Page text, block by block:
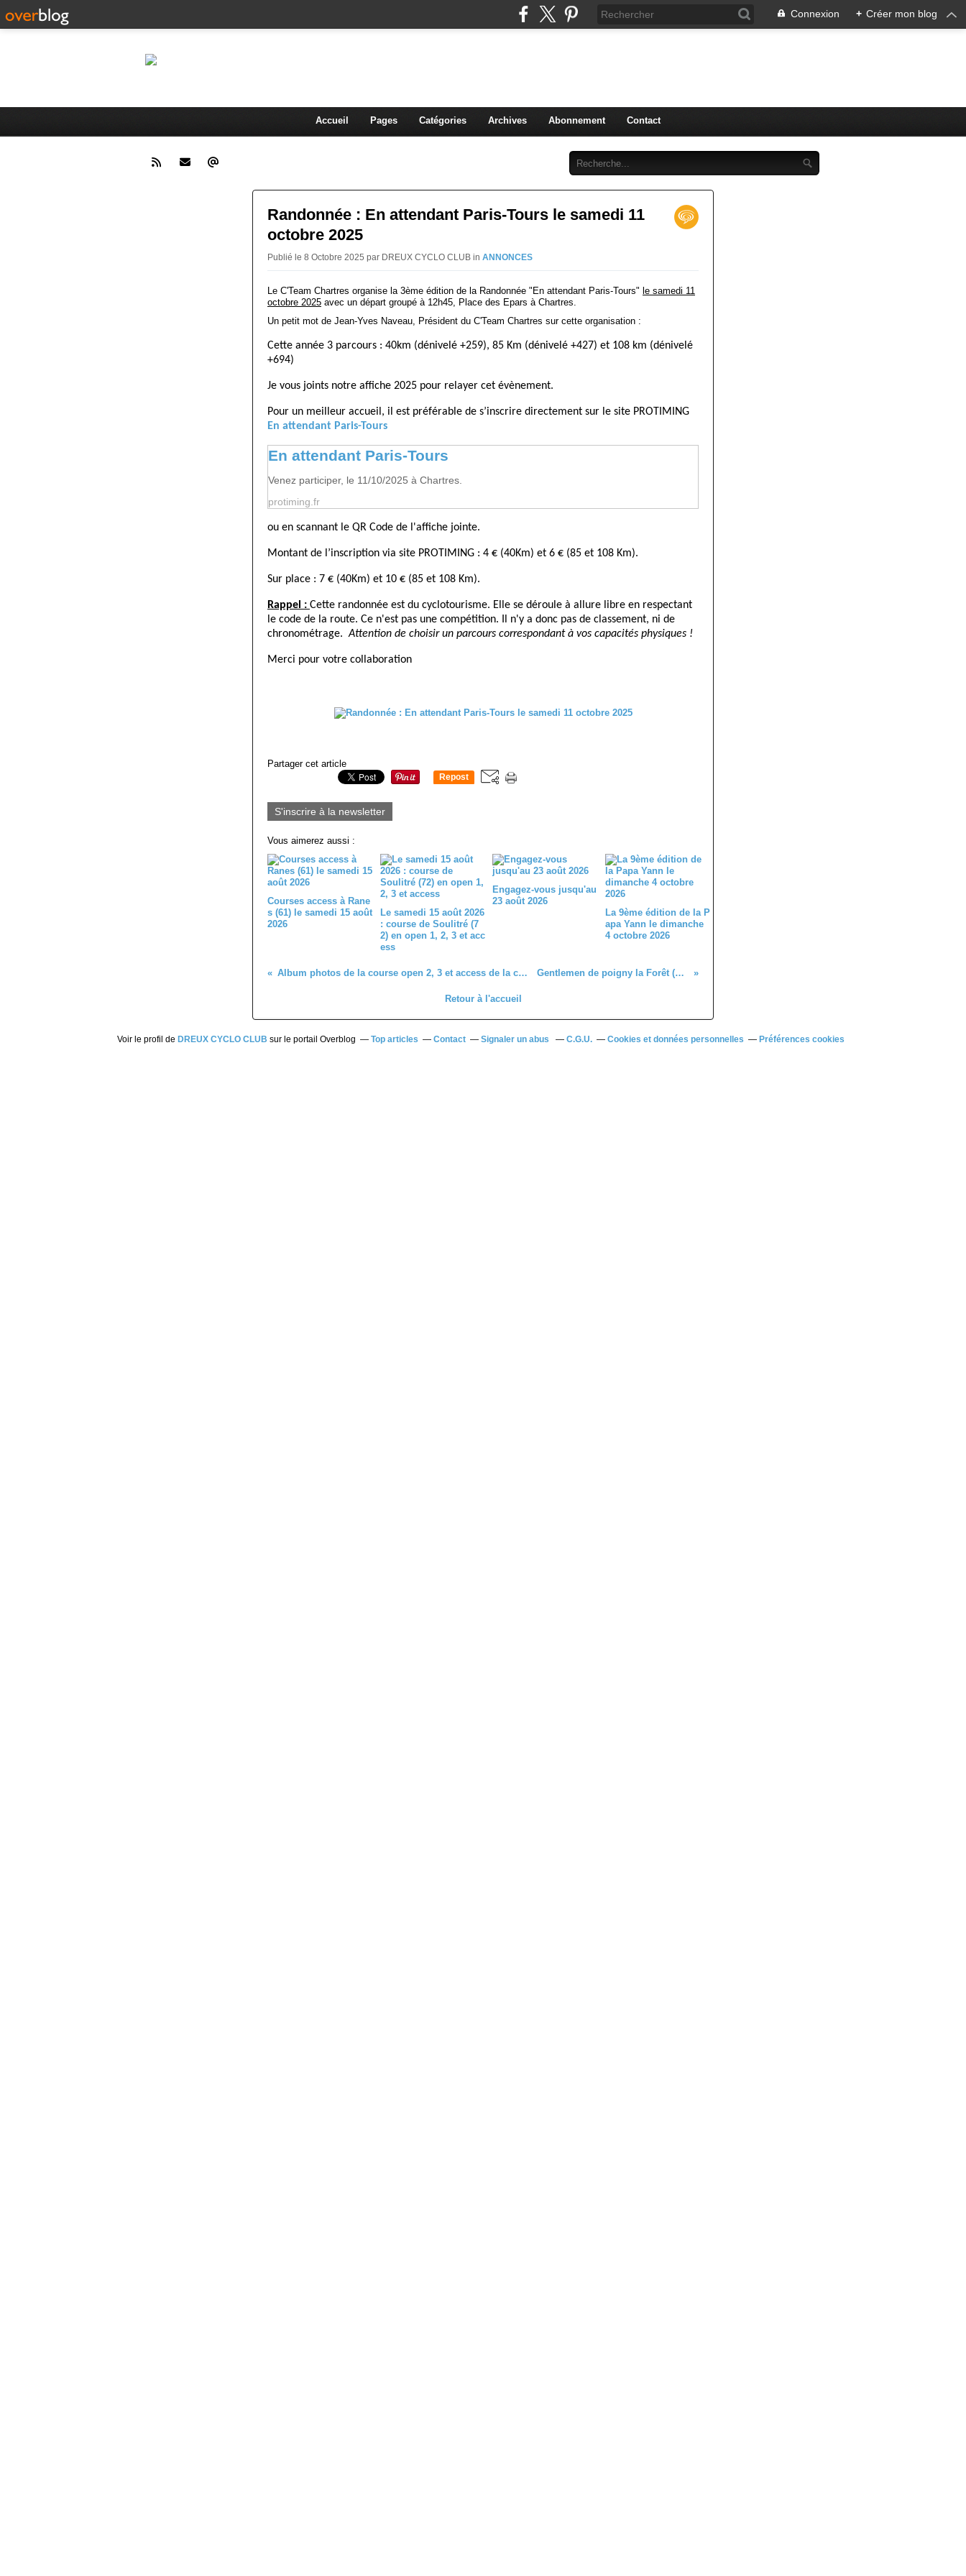
Connexion + Créer mon blog
Accueil Pages Catégories Archives Abonnement Contact
Randonnée : En attendant Paris-Tours le samedi 11
octobre 2025
Publié le 8 Octobre 2025 par DREUX CYCLO CLUB in ANNONCES
Le C'Team Chartres organise la 3ème édition de la Randonnée "En attendant Paris-Tours" le samedi 11
octobre 2025 avec un départ groupé à 12h45, Place des Epars à Chartres.
Un petit mot de Jean-Yves Naveau, Président du C'Team Chartres sur cette organisation :
Cette année 3 parcours : 40km (dénivelé +259), 85 Km (dénivelé +427) et 108 km (dénivelé
+694)
Je vous joints notre affiche 2025 pour relayer cet évènement.
Pour un meilleur accueil, il est préférable de s’inscrire directement sur le site PROTIMING
En attendant Paris-Tours
En attendant Paris-Tours
Venez participer, le 11/10/2025 à Chartres.
protiming.fr
ou en scannant le QR Code de l'affiche jointe.
Montant de l’inscription via site PROTIMING : 4 € (40Km) et 6 € (85 et 108 Km).
Sur place : 7 € (40Km) et 10 € (85 et 108 Km).
Rappel : Cette randonnée est du cyclotourisme. Elle se déroule à allure libre en respectant
le code de la route. Ce n'est pas une compétition. Il n'y a donc pas de classement, ni de
chronométrage. Attention de choisir un parcours correspondant à vos capacités physiques !
Merci pour votre collaboration
Partager cet article
Repost
S'inscrire à la newsletter
Vous aimerez aussi :
Courses access à Rane
s (61) le samedi 15 août
2026
Le samedi 15 août 2026
: course de Soulitré (7
2) en open 1, 2, 3 et acc
ess
Engagez-vous jusqu'au
23 août 2026
La 9ème édition de la P
apa Yann le dimanche
4 octobre 2026
Album photos de la course open 2, 3 et access de la course Connerré (72) du dimanche 5 octobre 2025 Gentlemen de poigny la Forêt (78) le dimanche 12 octobre 2025
Retour à l'accueil
Voir le profil de DREUX CYCLO CLUB sur le portail Overblog Top articles Contact Signaler un abus C.G.U. Cookies et données personnelles Préférences cookies